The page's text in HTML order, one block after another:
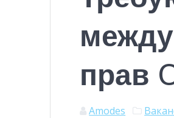
прав
Amodes